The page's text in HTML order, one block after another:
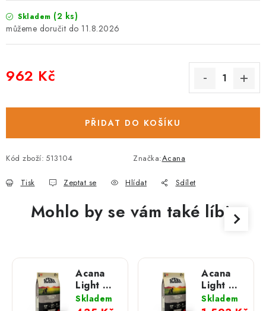
Skladem (2 ks)
11.8.2026
962 Kč
PŘIDAT DO KOŠÍKU
Kód zboží: 513104 Značka:Acana
Tisk Zeptat se Hlídat Sdílet
Mohlo by se vám také líbit
Acana
Light &
Fit; 2 kg
Skladem
Acana
Light &
Fit; 11,4
Skladem